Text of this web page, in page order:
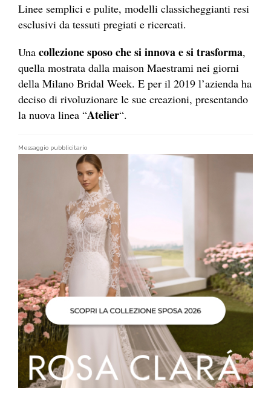
Linee semplici e pulite, modelli classicheggianti resi
esclusivi da tessuti pregiati e ricercati.
Una collezione sposo che si innova e si trasforma,
quella mostrata dalla maison Maestrami nei giorni
della Milano Bridal Week. E per il 2019 l’azienda ha
deciso di rivoluzionare le sue creazioni, presentando
la nuova linea “Atelier“.
Messaggio pubblicitario